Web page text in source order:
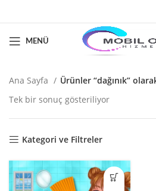
MENÜ
Ana Sayfa
Ürünler “dağınık”
Tek bir sonuç gösteriliyor
Kategori ve Filtreler